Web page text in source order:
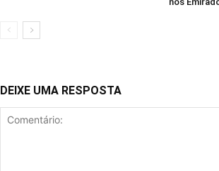
DEIXE UMA RESPOSTA